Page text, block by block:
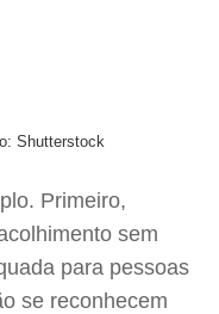
Shutterstock
Primeiro,
sem
para pessoas
se reconhecem